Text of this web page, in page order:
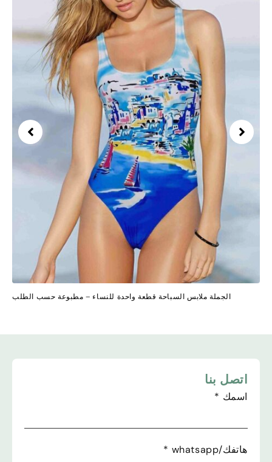
الجملة ملابس السباحة قطعة واحدة للنساء – مطبوعة حسب الطلب
اتصل بنا
اسمك *
هاتفك/whatsapp *